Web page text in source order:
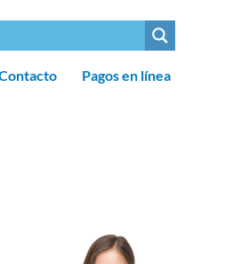
Pagos en línea